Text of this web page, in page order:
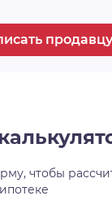
продавцу
чтобы